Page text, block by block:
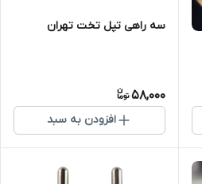
سه راهی تپل تخت تهران
58,000
افزودن به سبد